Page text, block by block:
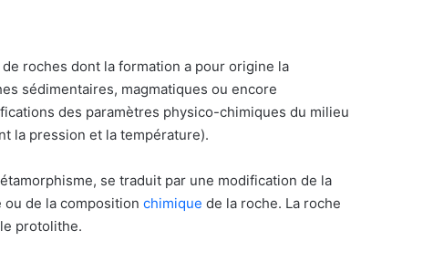
roches dont la formation a pour origine la
sédimentaires, magmatiques ou encore
des paramètres physico-chimiques du milieu
la pression et la température).
se traduit par une modification de la
ou de la composition chimique de la roche. La roche
protolithe.